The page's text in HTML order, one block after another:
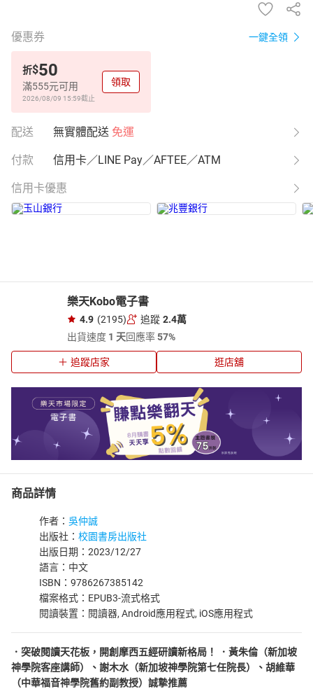
優惠券 一鍵全領
折$50
滿555元可用
2026/08/09 15:59截止
領取
配送 無實體配送 免運
付款 信用卡／LINE Pay／AFTEE／ATM
信用卡優惠
樂天Kobo電子書
4.9 (2195) 追蹤 2.4萬
出貨速度 1 天回應率57%
追蹤店家 逛店舖
商品詳情
作者： 吳仲誠
出版社： 校園書房出版社
出版日期：2023/12/27
語言：中文
ISBN：9786267385142
檔案格式：EPUB3-流式格式
閱讀裝置：閱讀器, Android應用程式, iOS應用程式
．突破閱讀天花板，開創摩西五經研讀新格局！ ．黃朱倫（新加坡
神學院客座講師）、謝木水（新加坡神學院第七任院長）、胡維華
（中華福音神學院舊約副教授）誠摯推薦